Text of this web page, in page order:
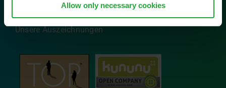
Allow only necessary cookies
Unsere Auszeichnungen